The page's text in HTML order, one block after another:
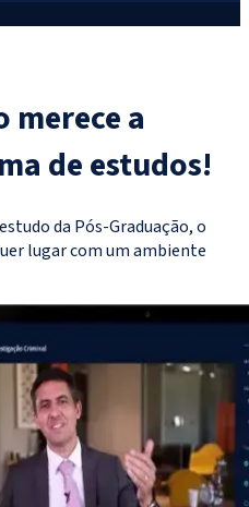
merece a
de estudos!
da Pós-Graduação, o
lugar com um ambiente